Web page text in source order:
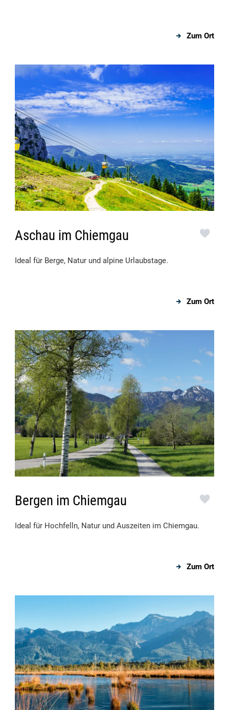
Zum Ort
Aschau im Chiemgau
Ideal für Berge, Natur und alpine Urlaubstage.
Zum Ort
Bergen im Chiemgau
Ideal für Hochfelln, Natur und Auszeiten im Chiemgau.
Zum Ort